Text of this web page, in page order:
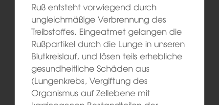
Ruß entsteht vorwiegend durch
ungleichmäßige Verbrennung des
Treibstoffes. Eingeatmet gelangen die
Rußpartikel durch die Lunge in unseren
Blutkreislauf, und lösen teils erhebliche
gesundheitliche Schäden aus
(Lungenkrebs, Vergiftung des
Organismus auf Zellebene mit